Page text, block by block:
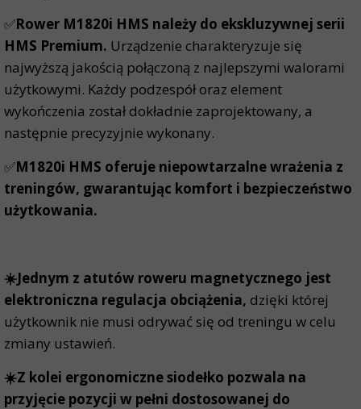
✅Rower M1820i HMS należy do ekskluzywnej serii
HMS Premium. Urządzenie charakteryzuje się
najwyższą jakością połączoną z najlepszymi walorami
użytkowymi. Każdy podzespół oraz element
wykończenia został dokładnie zaprojektowany, a
następnie precyzyjnie wykonany.
✅M1820i HMS oferuje niepowtarzalne wrażenia z
treningów, gwarantując komfort i bezpieczeństwo
użytkowania.
☀️Jednym z atutów roweru magnetycznego jest
elektroniczna regulacja obciążenia, dzięki której
użytkownik nie musi odrywać się od treningu w celu
zmiany ustawień.
☀️Z kolei ergonomiczne siodełko pozwala na
przyjęcie pozycji w pełni dostosowanej do